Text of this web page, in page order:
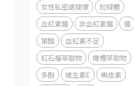
女性私密處健康
粒線體
血紅素鐵
非血紅素鐵
鐵
葉酸
血紅素不足
紅石榴萃取物
橄欖萃取物
多酚
維生素E
槲皮素